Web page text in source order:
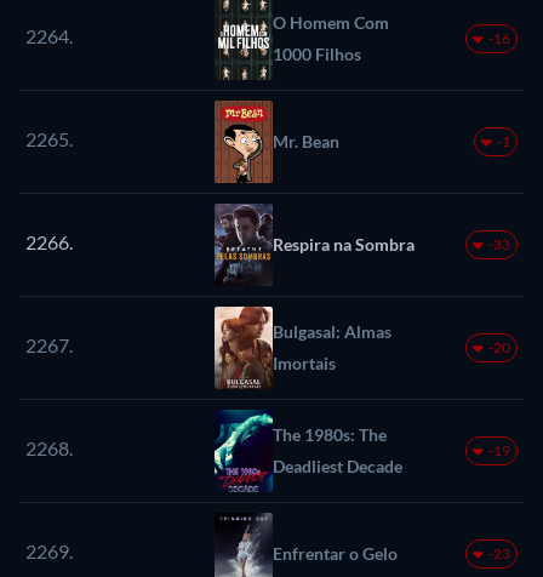
2264.
O Homem Com
1000 Filhos
-16
2265. Mr. Bean -1
2266. Respira na Sombra -33
2267.
Bulgasal: Almas
Imortais
-20
2268.
The 1980s: The
Deadliest Decade
-19
2269. Enfrentar o Gelo -23